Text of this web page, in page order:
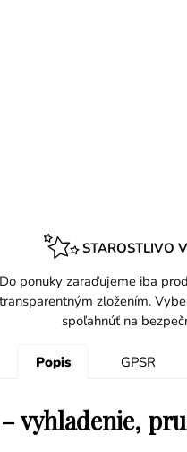
STAROSTLIVO
Do ponuky zaraďujeme iba
transparentným zložením.
spoľahnúť na
Popis GPSR
vyhladenie,